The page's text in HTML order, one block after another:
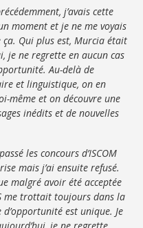
j’avais cette
moment et je ne me voyais
Qui plus est, Murcia était
je ne regrette en aucun cas
Au-delà de
et linguistique, on en
même et on découvre une
inédits et de nouvelles
les concours d’ISCOM
mais j’ai ensuite refusé.
malgré avoir été acceptée
me trottait toujours dans la
est unique. Je